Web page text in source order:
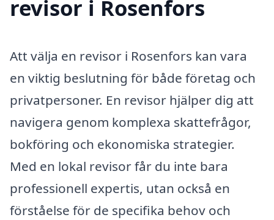
revisor i Rosenfors
Att välja en revisor i Rosenfors kan vara
en viktig beslutning för både företag och
privatpersoner. En revisor hjälper dig att
navigera genom komplexa skattefrågor,
bokföring och ekonomiska strategier.
Med en lokal revisor får du inte bara
professionell expertis, utan också en
förståelse för de specifika behov och